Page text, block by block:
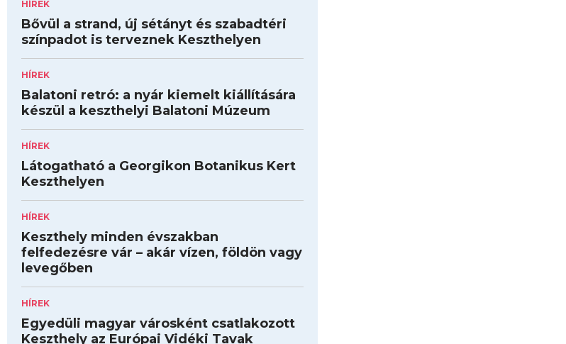
HÍREK
Bővül a strand, új sétányt és szabadtéri
színpadot is terveznek Keszthelyen
HÍREK
Balatoni retró: a nyár kiemelt kiállítására
készül a keszthelyi Balatoni Múzeum
HÍREK
Látogatható a Georgikon Botanikus Kert
Keszthelyen
HÍREK
Keszthely minden évszakban
felfedezésre vár – akár vízen, földön vagy
levegőben
HÍREK
Egyedüli magyar városként csatlakozott
Keszthely az Európai Vidéki Tavak